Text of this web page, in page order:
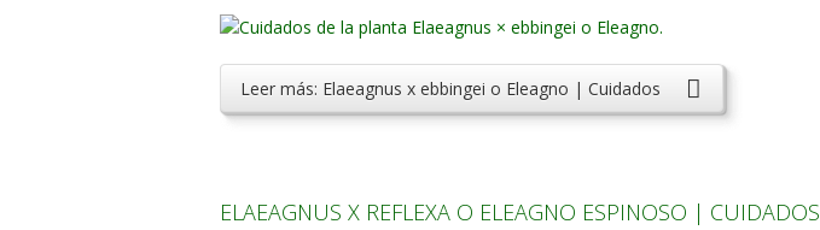
Leer más: Elaeagnus x ebbingei o Eleagno | Cuidados
ELAEAGNUS X REFLEXA O ELEAGNO ESPINOSO | CUIDADOS